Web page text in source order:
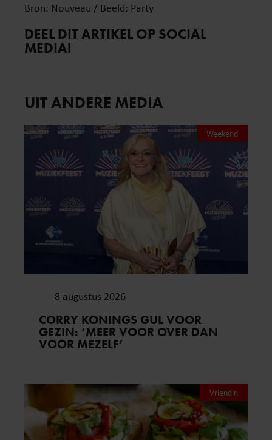
Bron: Nouveau / Beeld: Party
DEEL DIT ARTIKEL OP SOCIAL
MEDIA!
UIT ANDERE MEDIA
Weekend
8 augustus 2026
CORRY KONINGS GUL VOOR
GEZIN: ‘MEER VOOR OVER DAN
VOOR MEZELF’
Vriendin